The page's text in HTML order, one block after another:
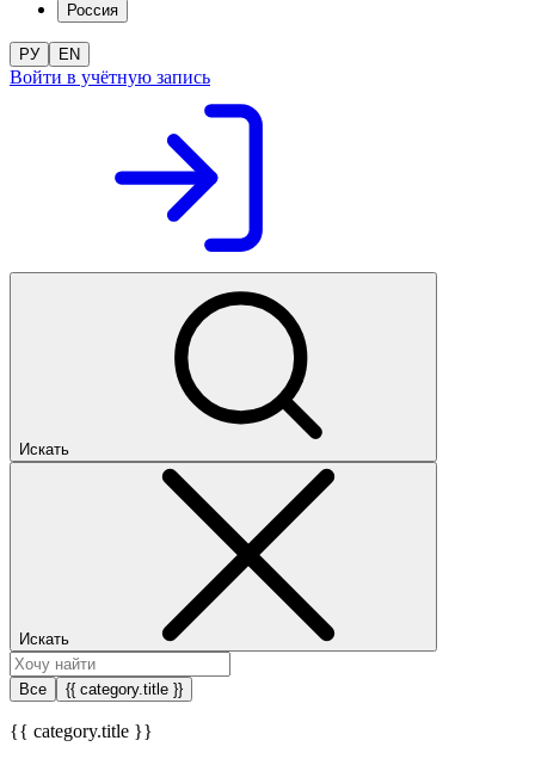
Россия
РУ EN
Войти в учётную запись
Искать
Искать
Все {{ category.title }}
{{ category.title }}